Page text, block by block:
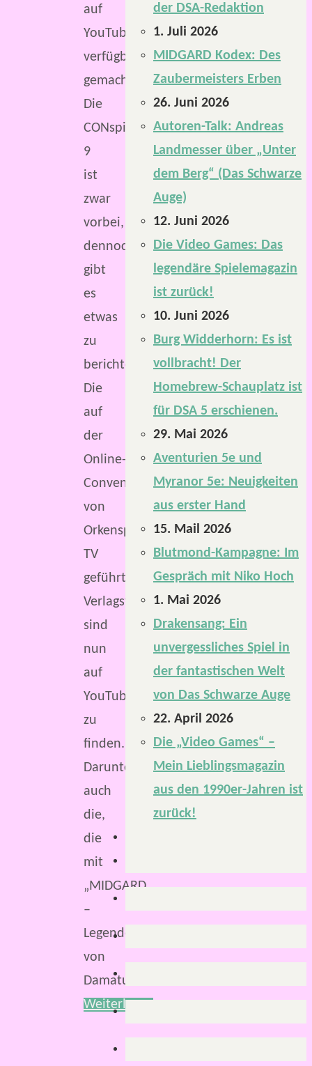
auf
YouTube
verfügbar
gemacht.
Die
CONspiracy
9
ist
zwar
vorbei,
dennoch
gibt
es
etwas
zu
berichten.
Die
auf
der
Online-
Convention
von
Orkenspalter
TV
geführten
Verlagstalks
sind
nun
auf
YouTube
zu
finden.
Darunter
auch
die,
die
mit
„MIDGARD
–
Legenden
von
Damatu“…
Weiterlesen
der DSA-Redaktion
1. Juli 2026
MIDGARD Kodex: Des
Zaubermeisters Erben
26. Juni 2026
Autoren-Talk: Andreas
Landmesser über „Unter
dem Berg“ (Das Schwarze
Auge)
12. Juni 2026
Die Video Games: Das
legendäre Spielemagazin
ist zurück!
10. Juni 2026
Burg Widderhorn: Es ist
vollbracht! Der
Homebrew-Schauplatz ist
für DSA 5 erschienen.
29. Mai 2026
Aventurien 5e und
Myranor 5e: Neuigkeiten
aus erster Hand
15. Mail 2026
Blutmond-Kampagne: Im
Gespräch mit Niko Hoch
1. Mai 2026
Drakensang: Ein
unvergessliches Spiel in
der fantastischen Welt
von Das Schwarze Auge
22. April 2026
Die „Video Games“ –
Mein Lieblingsmagazin
aus den 1990er-Jahren ist
zurück!